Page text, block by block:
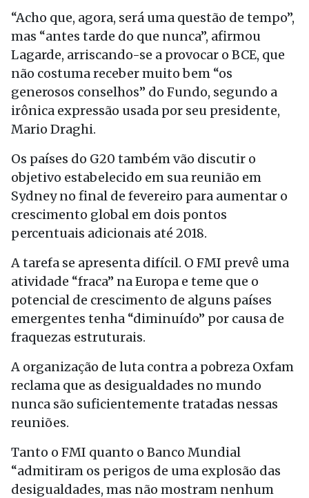
“Acho que, agora, será uma questão de tempo”,
mas “antes tarde do que nunca”, afirmou
Lagarde, arriscando-se a provocar o BCE, que
não costuma receber muito bem “os
generosos conselhos” do Fundo, segundo a
irônica expressão usada por seu presidente,
Mario Draghi.
Os países do G20 também vão discutir o
objetivo estabelecido em sua reunião em
Sydney no final de fevereiro para aumentar o
crescimento global em dois pontos
percentuais adicionais até 2018.
A tarefa se apresenta difícil. O FMI prevê uma
atividade “fraca” na Europa e teme que o
potencial de crescimento de alguns países
emergentes tenha “diminuído” por causa de
fraquezas estruturais.
A organização de luta contra a pobreza Oxfam
reclama que as desigualdades no mundo
nunca são suficientemente tratadas nessas
reuniões.
Tanto o FMI quanto o Banco Mundial
“admitiram os perigos de uma explosão das
desigualdades, mas não mostram nenhum